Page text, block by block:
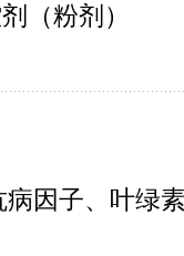
（粉剂）
因子、叶绿